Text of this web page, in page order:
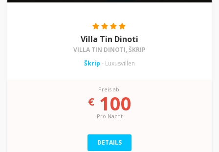
Villa Tin Dinoti
VILLA TIN DINOTI, ŠKRIP
Škrip - Luxusvillen
Preis ab:
€100
Pro Nacht
DETAILS